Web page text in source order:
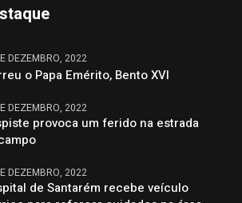
DEZEMBRO, 2022
o Papa Emérito, Bento XVI
DEZEMBRO, 2022
provoca um ferido na estrada
DEZEMBRO, 2022
de Santarém recebe veículo